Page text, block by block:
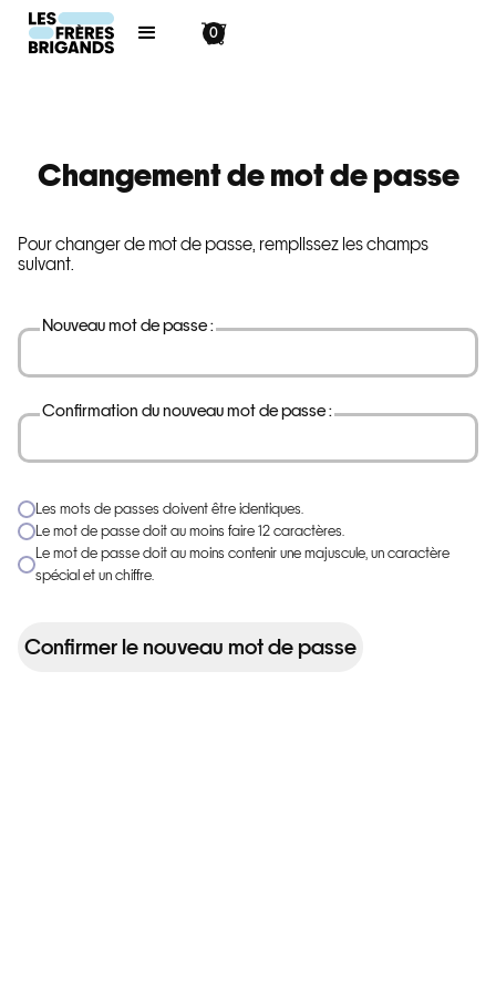
0
Changement de mot de passe
Pour changer de mot de passe, remplissez les champs
suivant.
Nouveau mot de passe :
Confirmation du nouveau mot de passe :
Les mots de passes doivent être identiques.
Le mot de passe doit au moins faire 12 caractères.
Le mot de passe doit au moins contenir une majuscule, un caractère
spécial et un chiffre.
Confirmer le nouveau mot de passe